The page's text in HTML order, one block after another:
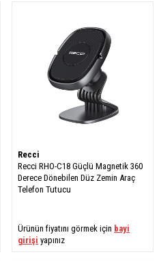
Recci
Recci RHO-C18 Güçlü Magnetik 360
Derece Dönebilen Düz Zemin Araç
Telefon Tutucu
Ürünün fiyatını görmek için bayi
girişi yapınız